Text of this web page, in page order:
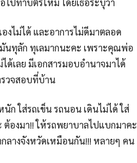
ไม่ได้ และอาการไม่ดีมาตลอด
นทุลัก ทุเลมากนะคะ เพราะคุณพ่อ
ด้เลย มีเอกสารมอบอำนาจมาได้
วจสอบที่บ้าน
ก ใส่รถเข็น รถนอน เดินไม่ได้ ใส่
ต้องมา!! ให้รถพยาบาลไปแบกมาคะ
ลางจังหวัดเหมือนกัน!!! หลายๆ คน